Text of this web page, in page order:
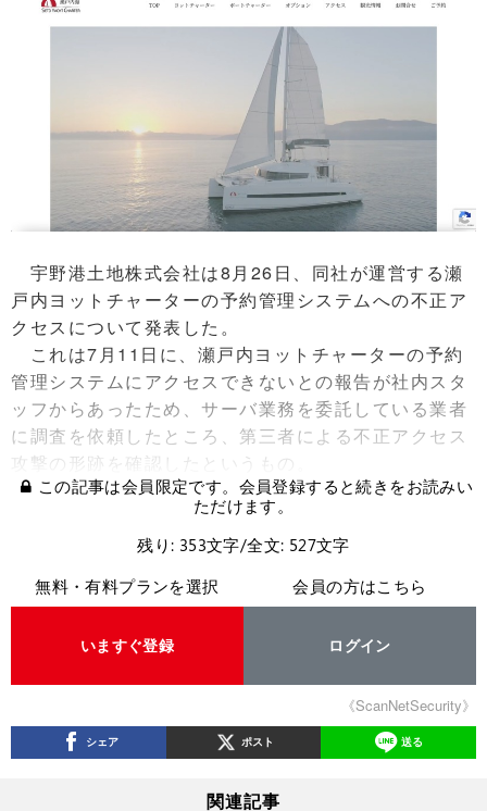
宇野港土地株式会社は8月26日、同社が運営する瀬
戸内ヨットチャーターの予約管理システムへの不正ア
クセスについて発表した。
これは7月11日に、瀬戸内ヨットチャーターの予約
管理システムにアクセスできないとの報告が社内スタ
ッフからあったため、サーバ業務を委託している業者
に調査を依頼したところ、第三者による不正アクセス
攻撃の形跡を確認したというもの。
この記事は会員限定です。会員登録すると続きをお読みい
ただけます。
残り: 353文字/全文: 527文字
無料・有料プランを選択
いますぐ登録
会員の方はこちら
ログイン
《ScanNetSecurity》
シェア ポスト 送る
関連記事